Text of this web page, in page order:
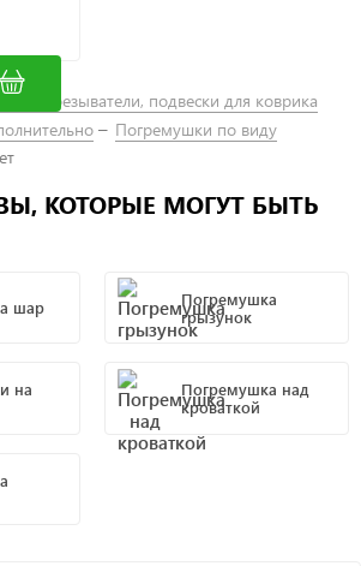
прорезыватели, подвески для коврика
Погремушки по виду
КОТОРЫЕ МОГУТ БЫТЬ
шар
Погремушка
грызунок
на
Погремушка над
кроваткой